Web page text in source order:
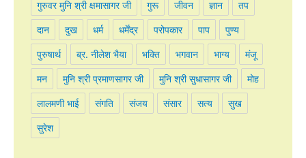
गुरुवर मुनि श्री क्षमासागर जी गुरू जीवन ज्ञान तप
दान दुख धर्म धर्मेंद्र परोपकार पाप पुण्य
पुरुषार्थ ब्र. नीलेश भैया भक्ति भगवान भाग्य मंजू
मन मुनि श्री प्रमाणसागर जी मुनि श्री सुधासागर जी मोह
लालमणी भाई संगति संजय संसार सत्य सुख
सुरेश